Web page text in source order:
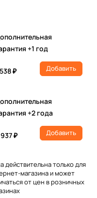
+1 год
₽ Добавить
+2 года
₽ Добавить
действительна только для
магазина и может
от цен в розничных